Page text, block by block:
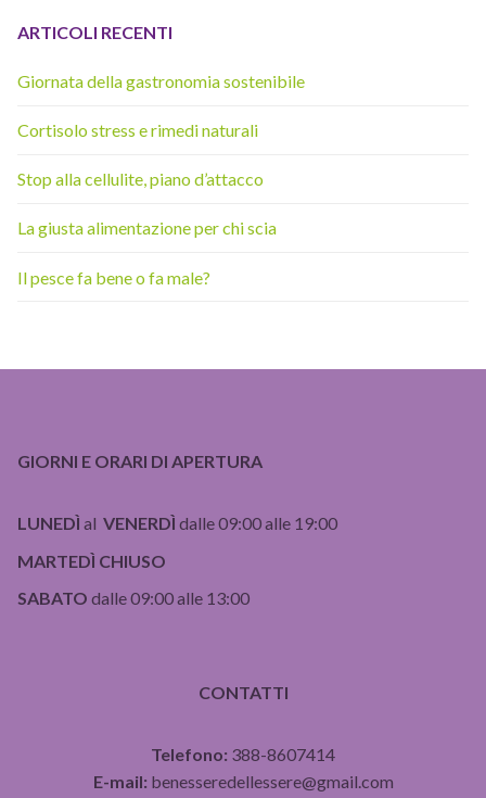
ARTICOLI RECENTI
Giornata della gastronomia sostenibile
Cortisolo stress e rimedi naturali
Stop alla cellulite, piano d’attacco
La giusta alimentazione per chi scia
Il pesce fa bene o fa male?
GIORNI E ORARI DI APERTURA
LUNEDÌ al VENERDÌ dalle 09:00 alle 19:00
MARTEDÌ CHIUSO
SABATO dalle 09:00 alle 13:00
CONTATTI
Telefono: 388-8607414
E-mail: benesseredellessere@gmail.com